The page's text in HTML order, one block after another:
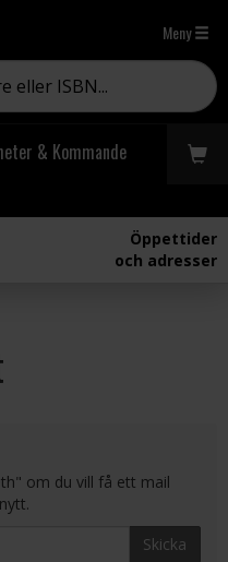
Meny
& Kommande
Öppettider
och adresser
om du vill få ett mail
Skicka